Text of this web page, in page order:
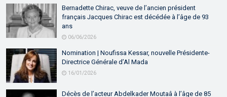
Bernadette Chirac, veuve de l’ancien président
français Jacques Chirac est décédée à l’âge de 93
ans
06/06/2026
Nomination | Noufissa Kessar, nouvelle Présidente-
Directrice Générale d’Al Mada
16/01/2026
Décès de l’acteur Abdelkader Moutaâ à l’âge de 85